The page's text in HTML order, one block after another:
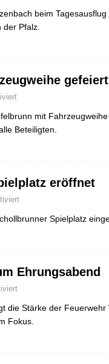
beim
Pfalz.
gefeiert
mit
Beteiligten.
eröffnet
Spielplatz
Ehrungsabend
die Stärke der Feuerwehr
Fokus.